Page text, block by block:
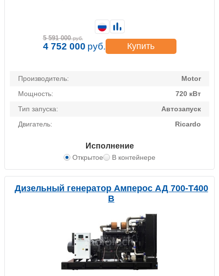
Производитель:
Motor
Мощность:
720 кВт
Тип запуска:
Автозапуск
Двигатель:
Ricardo
Исполнение
Открытое В контейнере
5 591 000 руб.
4 752 000 руб. Купить
Дизельный генератор Амперос АД 700-Т400
B